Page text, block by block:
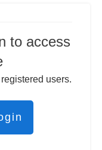
to access
users.